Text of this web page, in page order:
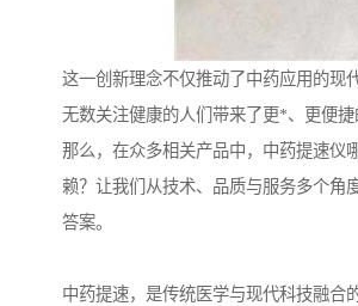
这一创新理念不仅推动了中药应用的现
无数关注健康的人们带来了更*、更便捷
那么，在众多相关产品中，中药提速仪
赖？让我们从技术、品质与服务多个角
答案。
中药提速，是传统医学与现代科技融合